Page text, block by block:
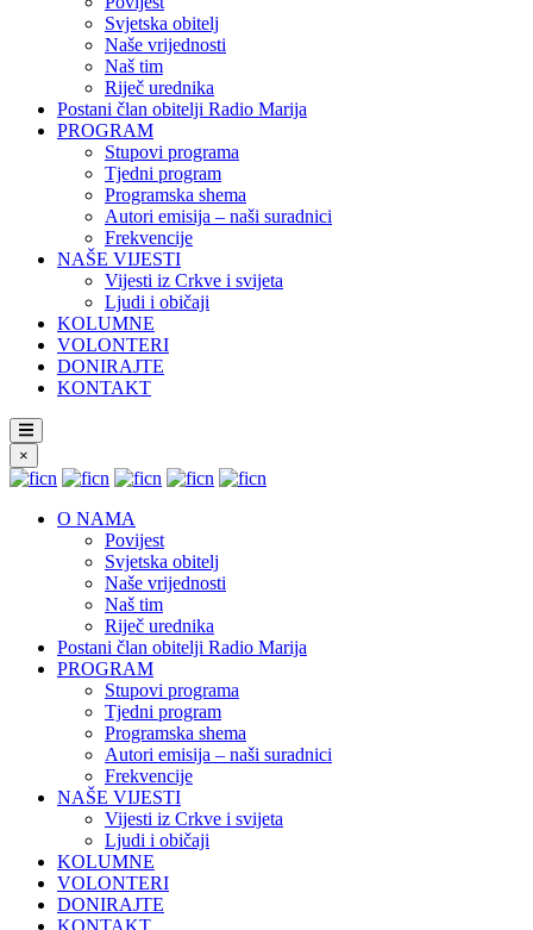
Svjetska obitelj
Naše vrijednosti
Naš tim
Riječ urednika
Postani član obitelji Radio Marija
PROGRAM
Stupovi programa
Tjedni program
Programska shema
Autori emisija – naši suradnici
Frekvencije
NAŠE VIJESTI
Vijesti iz Crkve i svijeta
Ljudi i običaji
KOLUMNE
VOLONTERI
DONIRAJTE
KONTAKT
×
O NAMA
Povijest
Svjetska obitelj
Naše vrijednosti
Naš tim
Riječ urednika
Postani član obitelji Radio Marija
PROGRAM
Stupovi programa
Tjedni program
Programska shema
Autori emisija – naši suradnici
Frekvencije
NAŠE VIJESTI
Vijesti iz Crkve i svijeta
Ljudi i običaji
KOLUMNE
VOLONTERI
DONIRAJTE
KONTAKT